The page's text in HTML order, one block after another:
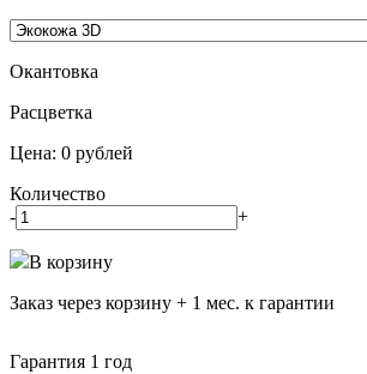
Окантовка
Pасцветка
Цена: 0 рублей
Количество
-
+
В корзину
Заказ через корзину + 1 мес. к гарантии
Гарантия 1 год